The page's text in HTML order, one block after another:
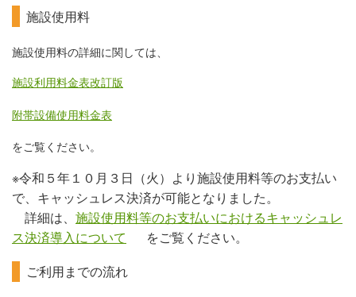
施設使用料
施設使用料の詳細に関しては、
施設利用料金表改訂版
附帯設備使用料金表
をご覧ください。
※令和５年１０月３日（火）より施設使用料等のお支払い
で、キャッシュレス決済が可能となりました。
詳細は、 施設使用料等のお支払いにおけるキャッシュレ
ス決済導入について
をご覧ください。
ご利用までの流れ